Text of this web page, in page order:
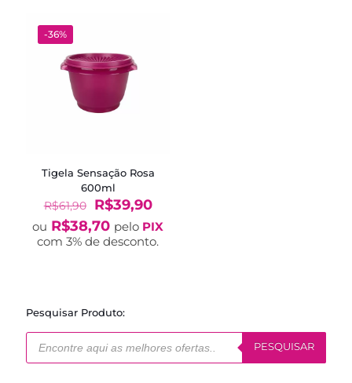
-36%
Tigela Sensação Rosa
600ml
R$61,90
O
preço
original
era:
R$39,90O
preço
atual
é:
ou R$38,70 pelo PIX
com 3% de desconto.
Pesquisar Produto:
Pesquisar
produtos
PESQUISAR